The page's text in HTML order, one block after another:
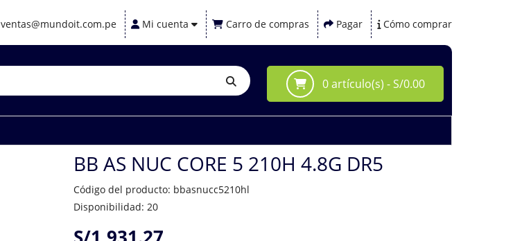
ventas@mundoit.com.pe Mi cuenta Carro de compras Pagar Cómo comprar
0 artículo(s) - S/0.00
BB AS NUC CORE 5 210H 4.8G DR5
Código del producto: bbasnucc5210hl
Disponibilidad: 20